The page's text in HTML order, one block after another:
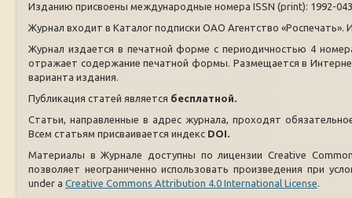
Изданию присвоены международные номера ISSN (print): 1992-
Журнал входит в Каталог подписки ОАО Агентство «Роспечать».
Журнал издается в печатной форме с периодичностью 4
отражает содержание печатной формы. Размещается в
варианта издания.
Публикация статей является бесплатной.
Статьи, направленные в адрес журнала, проходят
Всем статьям присваивается индекс DOI.
Материалы в Журнале доступны по лицензии Creative
позволяет неограниченно использовать произведения при
under a Creative Commons Attribution 4.0 International License.